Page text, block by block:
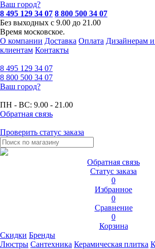
Ваш город?
8 495 129 34 07 8 800 500 34 07
Без выходных с 9.00 до 21.00
Время московское.
О компании Доставка Оплата Дизайнерам
клиентам Контакты
8 495 129 34 07
8 800 500 34 07
Ваш город?
ПН - ВС: 9.00 - 21.00
Обратная связь
Проверить статус заказа
Обратная связь
Статус заказа
0
Избранное
0
Сравнение
0
Корзина
Скидки Бренды
Люстры Сантехника Керамическая плитка